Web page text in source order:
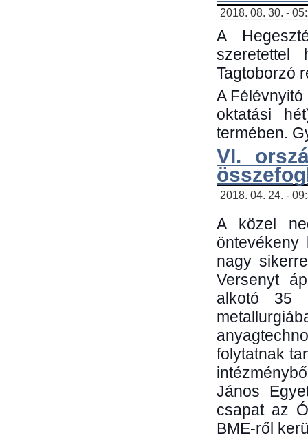
2018. 08. 30. -
A
szeretettel
Tagtoborzó
A
oktatási
termében.
VI.
2018. 04. 24. -
A közel
nagy
Versenyt
alkotó 35
folytatnak
János
csapat az
BME-ről